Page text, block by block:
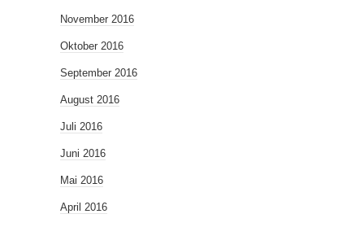
November 2016
Oktober 2016
September 2016
August 2016
Juli 2016
Juni 2016
Mai 2016
April 2016